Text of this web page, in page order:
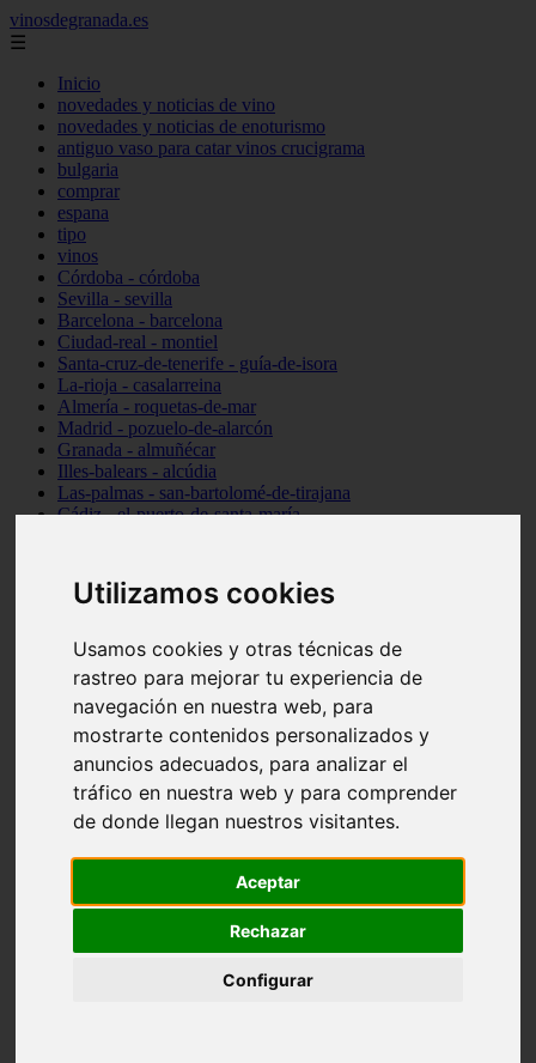
Utilizamos cookies
Usamos cookies y otras técnicas de
rastreo para mejorar tu experiencia de
navegación en nuestra web, para
mostrarte contenidos personalizados y
anuncios adecuados, para analizar el
tráfico en nuestra web y para comprender
de donde llegan nuestros visitantes.
Aceptar
Rechazar
Configurar
vinosdegranada.es
☰
Inicio
novedades y noticias de vino
novedades y noticias de enoturismo
antiguo vaso para catar vinos crucigrama
bulgaria
comprar
espana
tipo
vinos
Córdoba - córdoba
Sevilla - sevilla
Barcelona - barcelona
Ciudad-real - montiel
Santa-cruz-de-tenerife - guía-de-isora
La-rioja - casalarreina
Almería - roquetas-de-mar
Madrid - pozuelo-de-alarcón
Granada - almuñécar
Illes-balears - alcúdia
Las-palmas - san-bartolomé-de-tirajana
Cádiz - el-puerto-de-santa-maría
Santa-cruz-de-tenerife - los-llanos-de-aridane
Cantabria - suances
Granada - monachil
Huesca - isábena
Huesca - alquézar
Huesca - castejón-de-sos
Sevilla - marinaleda
Córdoba - almedinilla
Navarra - zangoza
Cantabria - arenas-de-iguña
Barcelona - la-pobla-de-lillet
Las-palmas - yaiza
Valladolid - fuensaldaña